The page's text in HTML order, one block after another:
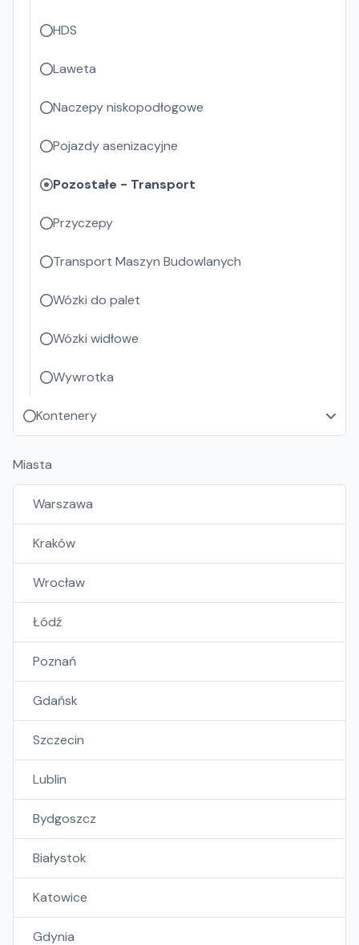
HDS
Laweta
Naczepy niskopodłogowe
Pojazdy asenizacyjne
Pozostałe - Transport
Przyczepy
Transport Maszyn Budowlanych
Wózki do palet
Wózki widłowe
Wywrotka
Kontenery
Miasta
Warszawa
Kraków
Wrocław
Łódź
Poznań
Gdańsk
Szczecin
Lublin
Bydgoszcz
Białystok
Katowice
Gdynia